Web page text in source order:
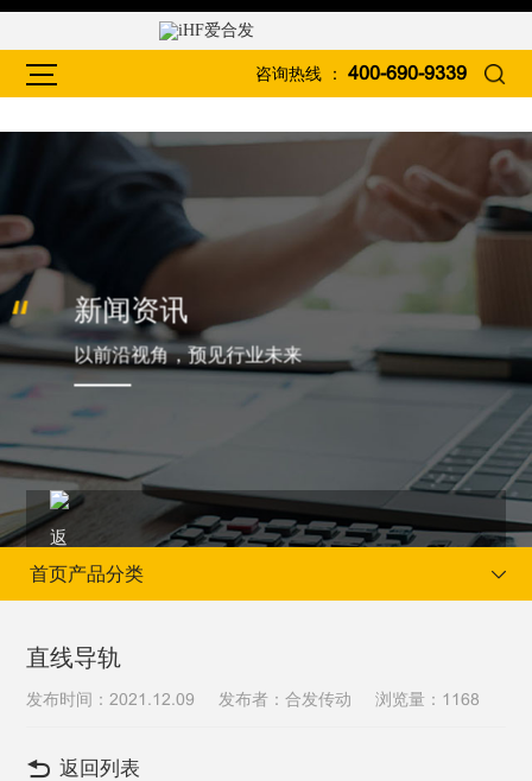
咨询热线 ： 400-690-9339
新闻资讯
以前沿视角，预见行业未来
当前位置：首页 首页 首页产品分类
首页产品分类
直线导轨
发布时间：2021.12.09 发布者：合发传动 浏览量： 1168
返回列表